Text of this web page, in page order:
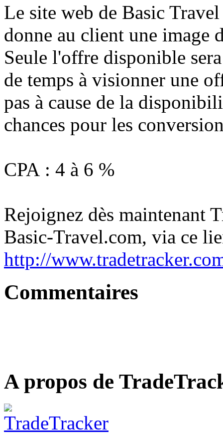
Le site web de Basic
donne au client une image
Seule l'offre disponible
de temps à visionner une
pas à cause de la
chances pour les
CPA : 4 à 6 %
Rejoignez dès maintenant
Basic-Travel.com, via ce
http://
Commentaires
A propos de